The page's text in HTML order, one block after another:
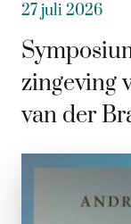
27 juli 2026
zingeving
van der